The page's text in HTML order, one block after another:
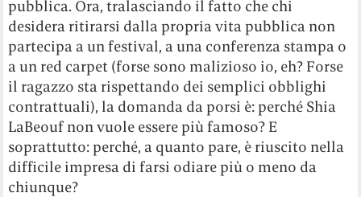
pubblica. Ora, tralasciando il fatto che chi
desidera ritirarsi dalla propria vita pubblica non
partecipa a un festival, a una conferenza stampa o
a un red carpet (forse sono malizioso io, eh? Forse
il ragazzo sta rispettando dei semplici obblighi
contrattuali), la domanda da porsi è: perché Shia
LaBeouf non vuole essere più famoso? E
soprattutto: perché, a quanto pare, è riuscito nella
difficile impresa di farsi odiare più o meno da
chiunque?